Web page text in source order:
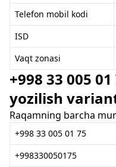
Telefon mobil kodi
ISD
Vaqt zonasi
+998 33 005
yozilish
Raqamning barcha
+998 33 005 01 75
+998330050175